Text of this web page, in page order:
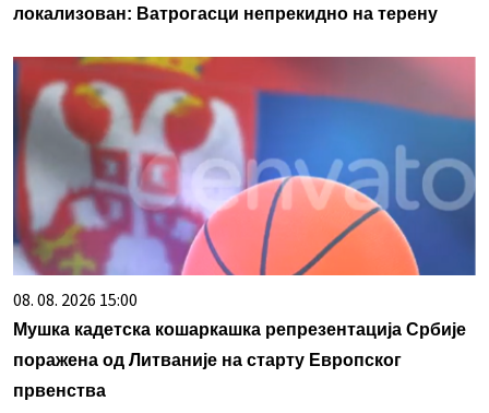
локализован: Ватрогасци непрекидно на терену
08. 08. 2026 15:00
Мушка кадетска кошаркашка репрезентација Србије
поражена од Литваније на старту Европског
првенства